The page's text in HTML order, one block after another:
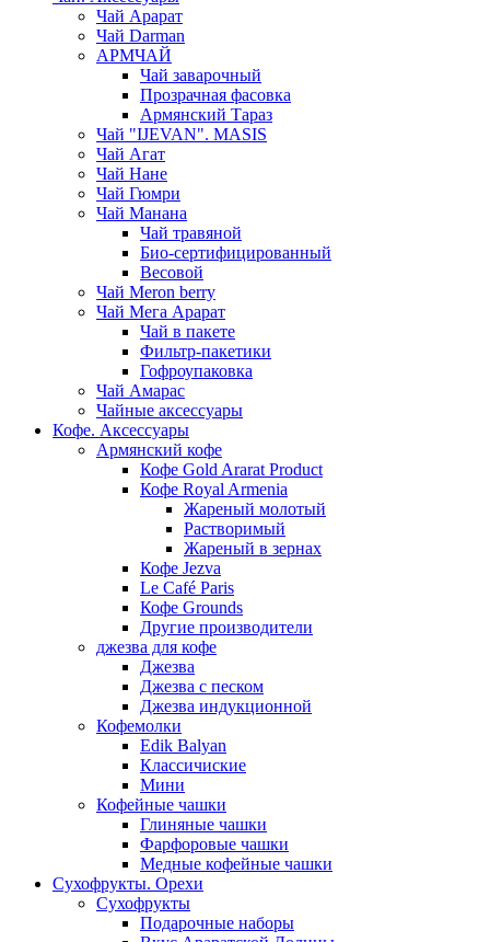
Чай Арарат
Чай Darman
АРМЧАЙ
Чай заварочный
Прозрачная фасовка
Армянский Тараз
Чай "IJEVAN". MASIS
Чай Агат
Чай Нане
Чай Гюмри
Чай Манана
Чай травяной
Био-сертифицированный
Весовой
Чай Meron berry
Чай Мега Арарат
Чай в пакете
Фильтр-пакетики
Гофроупаковка
Чай Амарас
Чайные аксессуары
Кофе. Аксессуары
Армянский кофе
Кофе Gold Ararat Product
Кофе Royal Armenia
Жареный молотый
Растворимый
Жареный в зернах
Кофе Jezva
Le Café Paris
Кофе Grounds
Другие производители
джезва для кофе
Джезва
Джезва с песком
Джезва индукционной
Кофемолки
Edik Balyan
Классичиские
Мини
Кофейные чашки
Глиняные чашки
Фарфоровые чашки
Медные кофейные чашки
Сухофрукты. Орехи
Сухофрукты
Подарочные наборы